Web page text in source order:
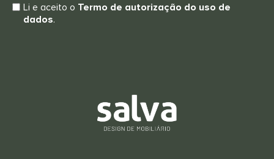
Li e aceito o Termo de autorização do uso de
dados.